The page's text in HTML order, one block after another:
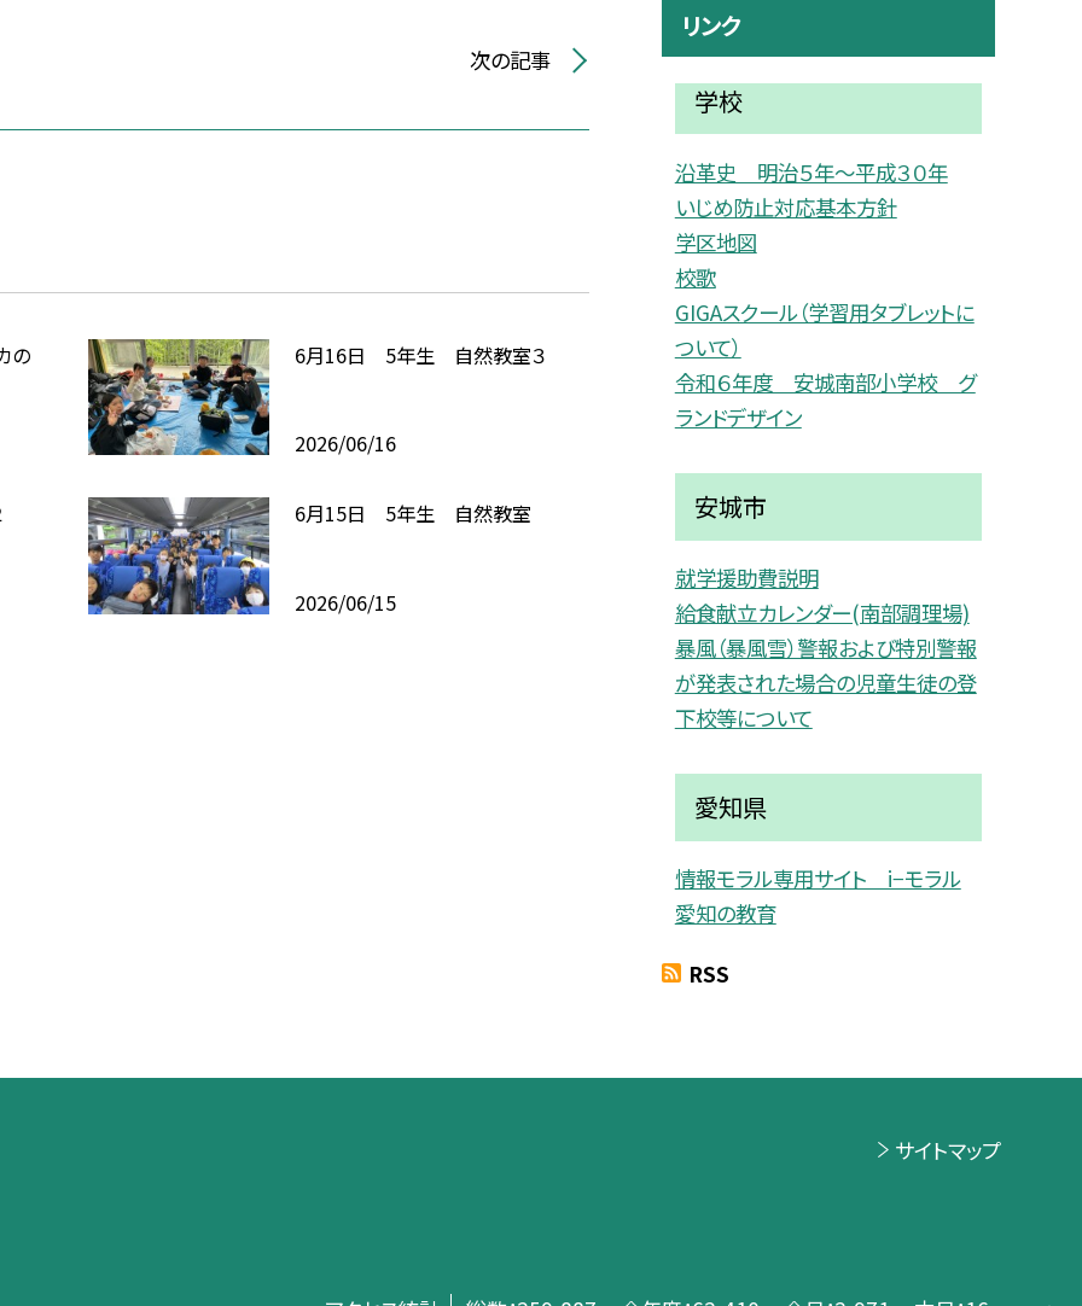
次の記事
の 6月16日 5年生 自然教室３
2026/06/16
6月15日 5年生 自然教室
2026/06/15
リンク
学校
沿革史 明治５年〜平成３０年
いじめ防止対応基本方針
学区地図
校歌
GIGAスクール（学習用タブレットに
ついて）
令和６年度 安城南部小学校 グ
ランドデザイン
安城市
就学援助費説明
給食献立カレンダー(南部調理場)
暴風（暴風雪）警報および特別警報
が発表された場合の児童生徒の登
下校等について
愛知県
情報モラル専用サイト i−モラル
愛知の教育
RSS
サイトマップ